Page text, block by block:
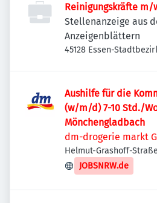
Reinigungskräfte m/
Stellenanzeige aus
Anzeigenblättern
45128 Essen-
Aushilfe für die
(w/m/d) 7-10 Std./
Mönchengladbach
dm-drogerie markt
Helmut-Grashoff-Straße
Mönchengladbach,
JOBSNRW.de